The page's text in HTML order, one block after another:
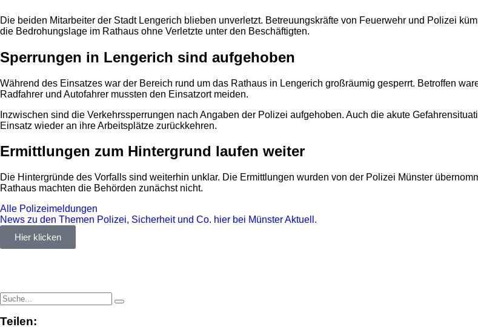
Die beiden Mitarbeiter der Stadt Lengerich blieben unverletzt. Betreuungskräfte von Feuerwehr und Polizei
die Bedrohungslage im Rathaus ohne Verletzte unter den Beschäftigten.
Sperrungen in Lengerich sind aufgehoben
Während des Einsatzes war der Bereich rund um das Rathaus in Lengerich großräumig gesperrt. Betroffen
Radfahrer und Autofahrer mussten den Einsatzort meiden.
Inzwischen sind die Verkehrssperrungen nach Angaben der Polizei aufgehoben. Auch die akute
Einsatz wieder an ihre Arbeitsplätze zurückkehren.
Ermittlungen zum Hintergrund laufen weiter
Die Hintergründe des Vorfalls sind weiterhin unklar. Die Ermittlungen wurden von der Polizei Münster
Rathaus machten die Behörden zunächst nicht.
Alle Polizeimeldungen
News zu den Themen Polizei, Sicherheit und Co. hier bei Münster Aktuell.
Hier klicken
Teilen: